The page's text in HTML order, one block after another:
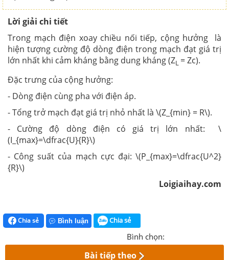
Lời giải chi tiết
Trong mạch điện xoay chiều nối tiếp, cộng hưởng là
hiện tượng cường độ dòng điện trong mạch đạt giá trị
lớn nhất khi cảm kháng bằng dung kháng (ZL = Zc).
Đặc trưng của cộng hưởng:
- Dòng điện cùng pha với điện áp.
- Tổng trở mạch đạt giá trị nhỏ nhất là \(Z_{min} = R\).
- Cường độ dòng điện có giá trị lớn nhất: \
(I_{max}=\dfrac{U}{R}\)
- Công suất của mạch cực đại: \(P_{max}=\dfrac{U^2}
{R}\)
Loigiaihay.com
Chia sẻ Bình luận Chia sẻ
Bình chọn:
Bài tiếp theo